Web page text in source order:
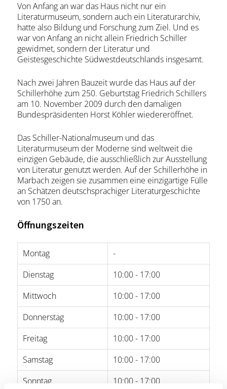
Von Anfang an war das Haus nicht nur ein
Literaturmuseum, sondern auch ein Literaturarchiv,
hatte also Bildung und Forschung zum Ziel. Und es
war von Anfang an nicht allein Friedrich Schiller
gewidmet, sondern der Literatur und
Geistesgeschichte Südwestdeutschlands insgesamt.
Nach zwei Jahren Bauzeit wurde das Haus auf der
Schillerhöhe zum 250. Geburtstag Friedrich Schillers
am 10. November 2009 durch den damaligen
Bundespräsidenten Horst Köhler wiedereröffnet.
Das Schiller-Nationalmuseum und das
Literaturmuseum der Moderne sind weltweit die
einzigen Gebäude, die ausschließlich zur Ausstellung
von Literatur genutzt werden. Auf der Schillerhöhe in
Marbach zeigen sie zusammen eine einzigartige Fülle
an Schätzen deutschsprachiger Literaturgeschichte
von 1750 an.
Öffnungszeiten
Montag
-
Dienstag
10:00 - 17:00
Mittwoch
10:00 - 17:00
Donnerstag
10:00 - 17:00
Freitag
10:00 - 17:00
Samstag
10:00 - 17:00
Sonntag
10:00 - 17:00